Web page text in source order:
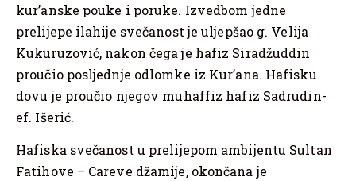
kur’anske pouke i poruke. Izvedbom jedne
prelijepe ilahije svečanost je uljepšao g. Velija
Kukuruzović, nakon čega je hafiz Siradžuddin
proučio posljednje odlomke iz Kur’ana. Hafisku
dovu je proučio njegov muhaffiz hafiz Sadrudin-
ef. Išerić.
Hafiska svečanost u prelijepom ambijentu Sultan
Fatihove – Careve džamije, okončana je